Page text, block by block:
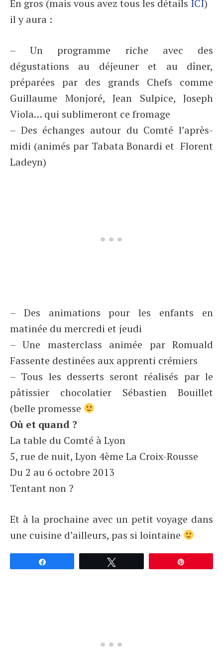
En gros (mais vous avez tous les détails ICI)
il y aura :
– Un programme riche avec des
dégustations au déjeuner et au dîner,
préparées par des grands Chefs comme
Guillaume Monjoré, Jean Sulpice, Joseph
Viola… qui sublimeront ce fromage
– Des échanges autour du Comté l’après-
midi (animés par Tabata Bonardi et Florent
Ladeyn)
– Des animations pour les enfants en
matinée du mercredi et jeudi
– Une masterclass animée par Romuald
Fassente destinées aux apprenti crémiers
– Tous les desserts seront réalisés par le
pâtissier chocolatier Sébastien Bouillet
(belle promesse
Où et quand ?
La table du Comté à Lyon
5, rue de nuit, Lyon 4ème La Croix-Rousse
Du 2 au 6 octobre 2013
Tentant non ?
Et à la prochaine avec un petit voyage dans
une cuisine d’ailleurs, pas si lointaine